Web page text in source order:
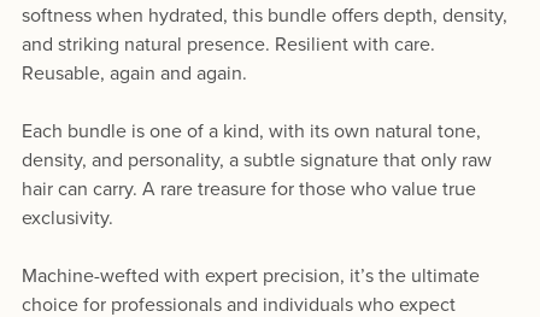
softness when hydrated, this bundle offers depth, density,
and striking natural presence. Resilient with care.
Reusable, again and again.
Each bundle is one of a kind, with its own natural tone,
density, and personality, a subtle signature that only raw
hair can carry. A rare treasure for those who value true
exclusivity.
Machine-wefted with expert precision, it’s the ultimate
choice for professionals and individuals who expect